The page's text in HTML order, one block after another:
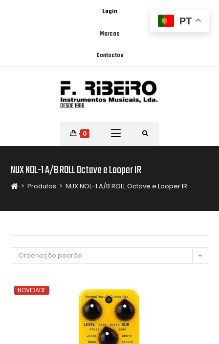
Login
Marcas
Contactos
0
NUX NOL-1 A/B ROLL Octave e Looper IR
> Produtos > NUX NOL-1 A/B ROLL Octave e Looper IR
Ordenação padrão
NOVIDADE
PT